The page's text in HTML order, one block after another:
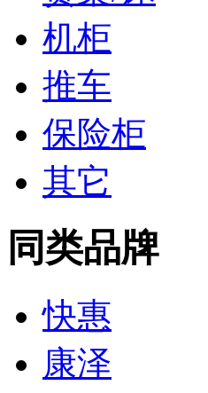
机柜
推车
保险柜
其它
同类品牌
快惠
康泽